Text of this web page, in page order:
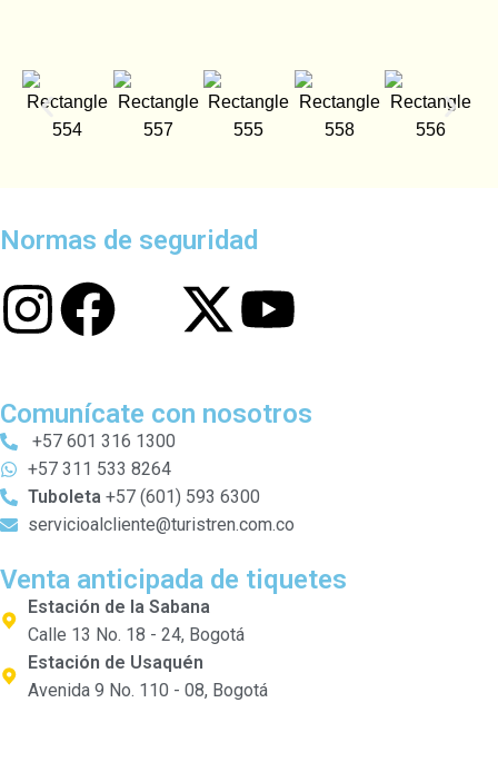
Normas de seguridad
Comunícate con nosotros
+57 601 316 1300
+57 311 533 8264
Tuboleta +57 (601) 593 6300
servicioalcliente@turistren.com.co
Venta anticipada de tiquetes
Estación de la Sabana
Calle 13 No. 18 - 24, Bogotá
Estación de Usaquén
Avenida 9 No. 110 - 08, Bogotá